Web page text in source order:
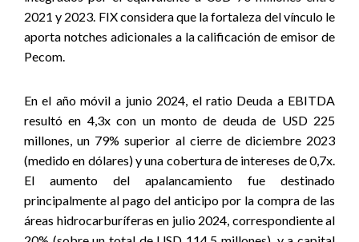
2021 y 2023. FIX considera que la fortaleza del vínculo le
aporta notches adicionales a la calificación de emisor de
Pecom.
En el año móvil a junio 2024, el ratio Deuda a EBITDA
resultó en 4,3x con un monto de deuda de USD 225
millones, un 79% superior al cierre de diciembre 2023
(medido en dólares) y una cobertura de intereses de 0,7x.
El aumento del apalancamiento fue destinado
principalmente al pago del anticipo por la compra de las
áreas hidrocarburíferas en julio 2024, correspondiente al